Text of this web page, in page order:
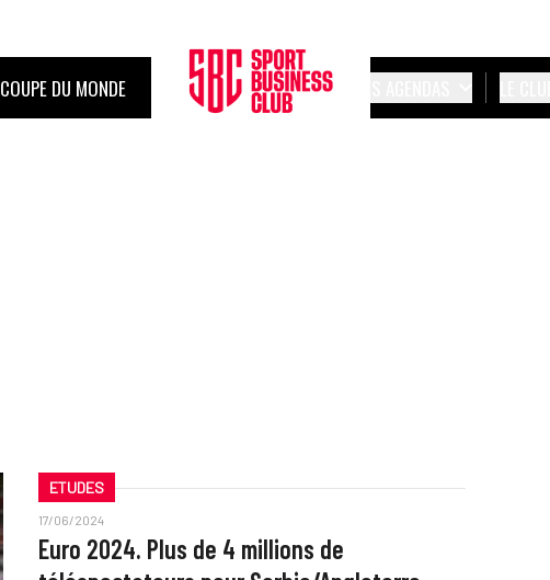
COUPE DU MONDE
ETUDES
17/06/2024
Euro 2024. Plus de 4 millions de